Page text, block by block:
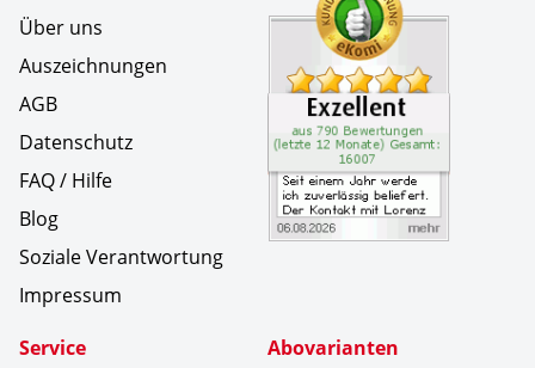
Über uns
Auszeichnungen
AGB
Datenschutz
FAQ / Hilfe
Blog
Soziale Verantwortung
Impressum
Service
Abovarianten